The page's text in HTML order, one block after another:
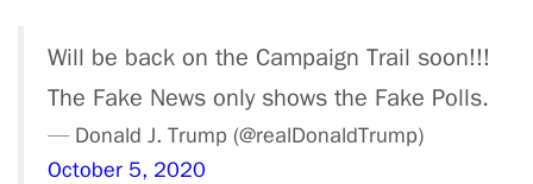
Will be back on the Campaign Trail soon!!!
The Fake News only shows the Fake Polls.
— Donald J. Trump (@realDonaldTrump)
October 5, 2020